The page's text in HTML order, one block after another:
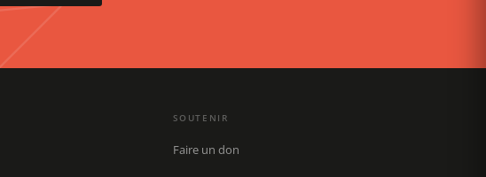
SOUTENIR
Faire un don